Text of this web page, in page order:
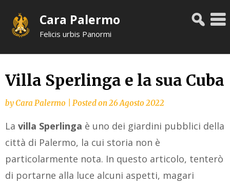
content
Cara Palermo
Felicis urbis Panormi
Villa Sperlinga e la sua Cuba
byCara Palermo Posted on26 Agosto 2022
La villa Sperlinga è uno dei giardini pubblici della
città di Palermo, la cui storia non è
particolarmente nota. In questo articolo, tenterò
di portarne alla luce alcuni aspetti, magari